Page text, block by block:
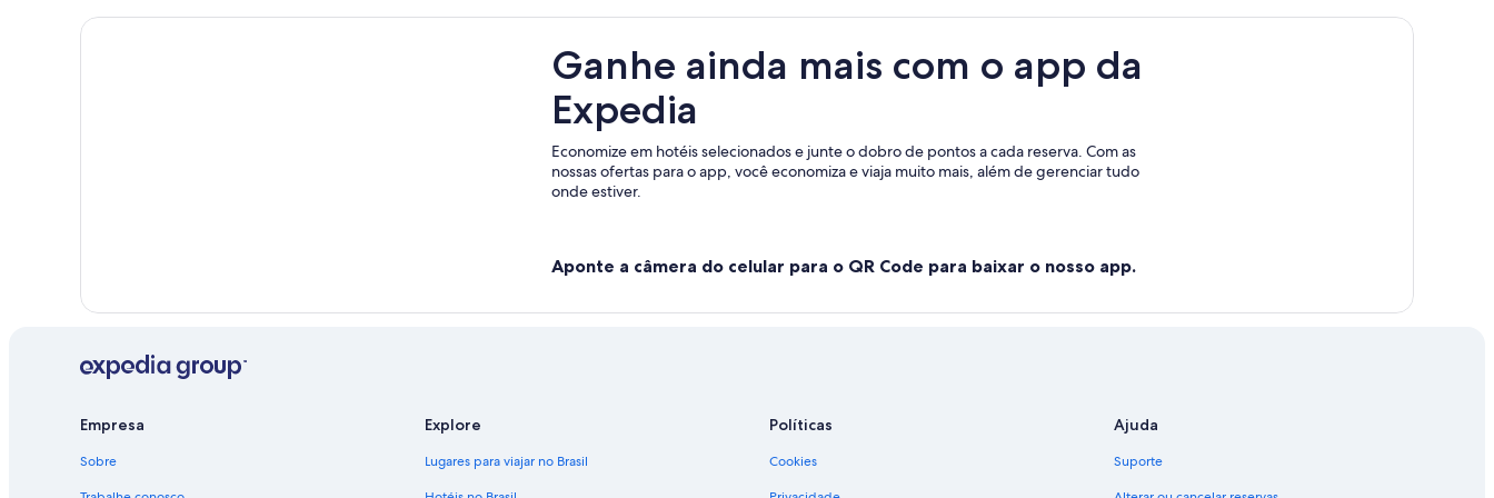
Ganhe ainda mais com o app da
Expedia
Economize em hotéis selecionados e junte o dobro de pontos a cada reserva. Com as
nossas ofertas para o app, você economiza e viaja muito mais, além de gerenciar tudo
onde estiver.
Aponte a câmera do celular para o QR Code para baixar o nosso app.
Empresa
Sobre
Explore
Lugares para viajar no Brasil
Políticas
Cookies
Ajuda
Suporte